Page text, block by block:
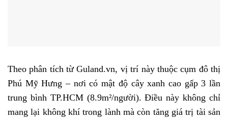
Theo phân tích từ Guland.vn, vị trí này thuộc cụm đô thị
Phú Mỹ Hưng – nơi có mật độ cây xanh cao gấp 3 lần
trung bình TP.HCM (8.9m²/người). Điều này không chỉ
mang lại không khí trong lành mà còn tăng giá trị tài sản